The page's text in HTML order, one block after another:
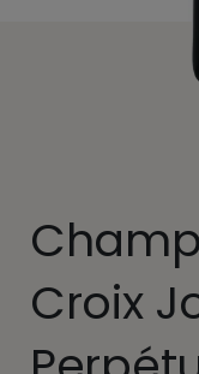
Croix